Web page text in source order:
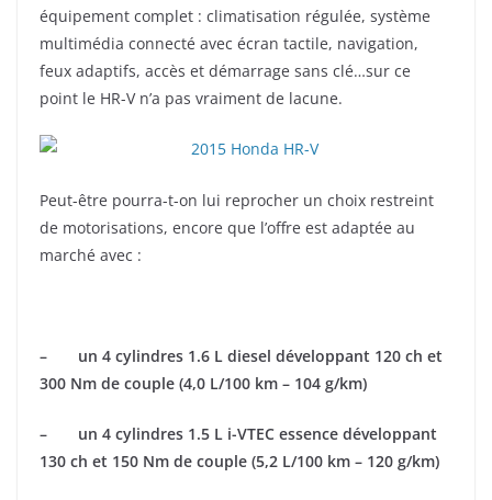
équipement complet : climatisation régulée, système
multimédia connecté avec écran tactile, navigation,
feux adaptifs, accès et démarrage sans clé…sur ce
point le HR-V n’a pas vraiment de lacune.
Peut-être pourra-t-on lui reprocher un choix restreint
de motorisations, encore que l’offre est adaptée au
marché avec :
– un 4 cylindres 1.6 L diesel développant 120 ch et
300 Nm de couple (4,0 L/100 km – 104 g/km)
– un 4 cylindres 1.5 L i-VTEC essence développant
130 ch et 150 Nm de couple (5,2 L/100 km – 120 g/km)